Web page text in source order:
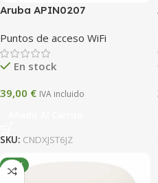
Aruba APIN0207
Puntos de acceso WiFi
En stock
39,00 € IVA incluido
SKU: CNDXJST6JZ
NEW